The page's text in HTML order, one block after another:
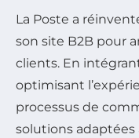
La Poste a
son site B2B pour
clients. En
optimisant
processus de
solutions adaptées